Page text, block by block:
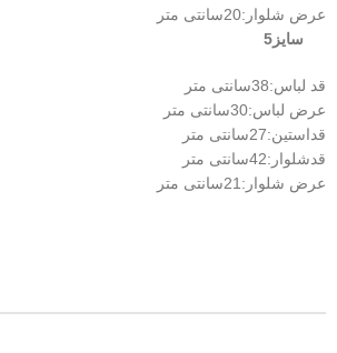
عرض شلوار:20سانتی متر
سایز5
قد لباس:38سانتی متر
عرض لباس:30سانتی متر
قداستین:27سانتی متر
قدشلوار:42سانتی متر
عرض شلوار:21سانتی متر